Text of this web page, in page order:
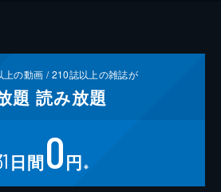
上の動画 /210誌以上の雑誌が
題 読み放題
日間0円 ※